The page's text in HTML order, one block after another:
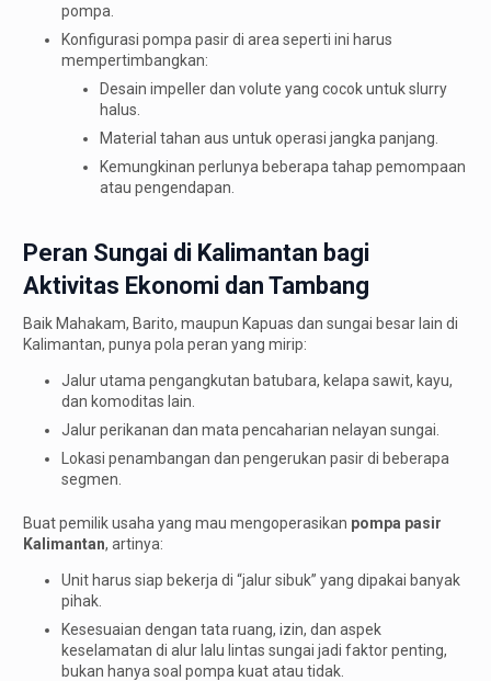
pompa.
Konfigurasi pompa pasir di area seperti ini harus
mempertimbangkan:
Desain impeller dan volute yang cocok untuk slurry
halus.
Material tahan aus untuk operasi jangka panjang.
Kemungkinan perlunya beberapa tahap pemompaan
atau pengendapan.
Peran Sungai di Kalimantan bagi
Aktivitas Ekonomi dan Tambang
Baik Mahakam, Barito, maupun Kapuas dan sungai besar lain di
Kalimantan, punya pola peran yang mirip:
Jalur utama pengangkutan batubara, kelapa sawit, kayu,
dan komoditas lain.
Jalur perikanan dan mata pencaharian nelayan sungai.
Lokasi penambangan dan pengerukan pasir di beberapa
segmen.
Buat pemilik usaha yang mau mengoperasikan pompa pasir
Kalimantan, artinya:
Unit harus siap bekerja di “jalur sibuk” yang dipakai banyak
pihak.
Kesesuaian dengan tata ruang, izin, dan aspek
keselamatan di alur lalu lintas sungai jadi faktor penting,
bukan hanya soal pompa kuat atau tidak.